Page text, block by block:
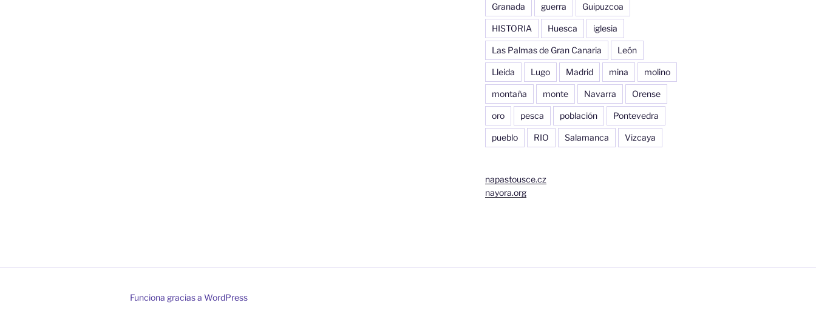
Granada guerra Guipuzcoa
HISTORIA Huesca iglesia
Las Palmas de Gran Canaria León
Lleida Lugo Madrid mina molino
montaña monte Navarra Orense
oro pesca población Pontevedra
pueblo RIO Salamanca Vizcaya
napastousce.cz
nayora.org
Funciona gracias a WordPress